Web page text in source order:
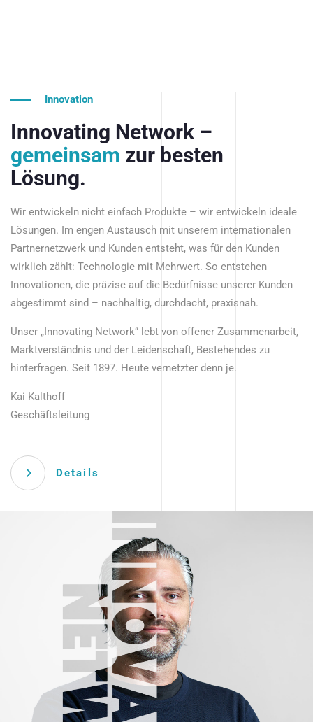
Innovation
Innovating Network –
gemeinsam zur besten
Lösung.
Wir entwickeln nicht einfach Produkte – wir entwickeln ideale
Lösungen. Im engen Austausch mit unserem internationalen
Partnernetzwerk und Kunden entsteht, was für den Kunden
wirklich zählt: Technologie mit Mehrwert. So entstehen
Innovationen, die präzise auf die Bedürfnisse unserer Kunden
abgestimmt sind – nachhaltig, durchdacht, praxisnah.
Unser „Innovating Network“ lebt von offener Zusammenarbeit,
Marktverständnis und der Leidenschaft, Bestehendes zu
hinterfragen. Seit 1897. Heute vernetzter denn je.
Kai Kalthoff
Geschäftsleitung
Details